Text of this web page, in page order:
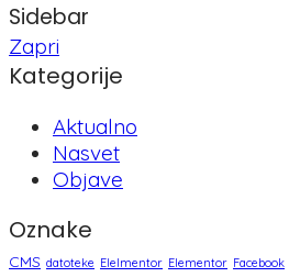
Sidebar
Zapri
Kategorije
Aktualno
Nasvet
Objave
Oznake
CMS datoteke Elelmentor Elementor Facebook